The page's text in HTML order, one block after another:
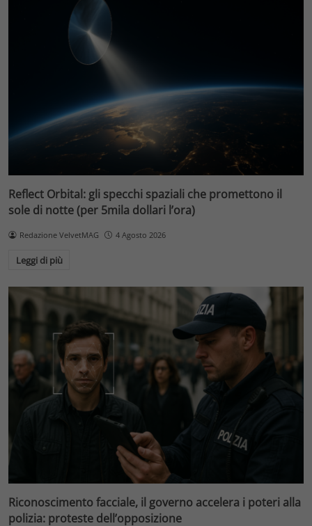
Reflect Orbital: gli specchi spaziali che promettono il
sole di notte (per 5mila dollari l’ora)
Redazione VelvetMAG 4 Agosto 2026
Leggi di più
Riconoscimento facciale, il governo accelera i poteri alla
polizia: proteste dell’opposizione